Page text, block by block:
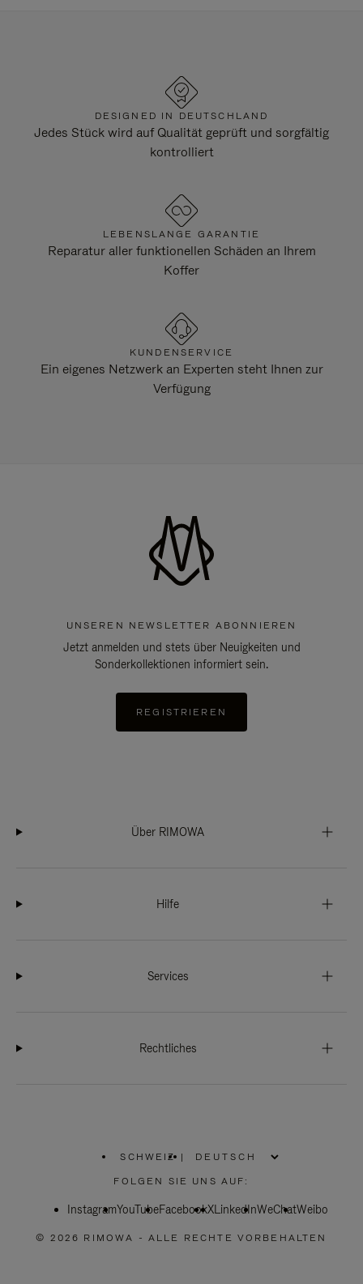
DESIGNED IN DEUTSCHLAND
Jedes Stück wird auf Qualität geprüft und sorgfältig
kontrolliert
LEBENSLANGE GARANTIE
Reparatur aller funktionellen Schäden an Ihrem
Koffer
KUNDENSERVICE
Ein eigenes Netzwerk an Experten steht Ihnen zur
Verfügung
UNSEREN NEWSLETTER ABONNIEREN
Jetzt anmelden und stets über Neuigkeiten und
Sonderkollektionen informiert sein.
REGISTRIEREN
Über RIMOWA
Hilfe
Services
Rechtliches
SCHWEIZ
WÄHLEN
SIE
REGION
|
FOLGEN SIE UNS AUF:
InstagramYouTubeFacebookXLinkedInWeChatWeibo
© 2026 RIMOWA - ALLE RECHTE VORBEHALTEN